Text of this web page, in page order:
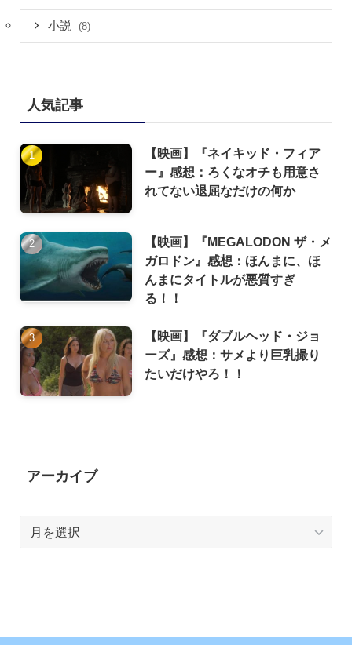
小説 (8)
人気記事
【映画】『ネイキッド・フィア
ー』感想：ろくなオチも用意さ
れてない退屈なだけの何か
【映画】『MEGALODON ザ・メ
ガロドン』感想：ほんまに、ほ
んまにタイトルが悪質すぎ
る！！
【映画】『ダブルヘッド・ジョ
ーズ』感想：サメより巨乳撮り
たいだけやろ！！
アーカイブ